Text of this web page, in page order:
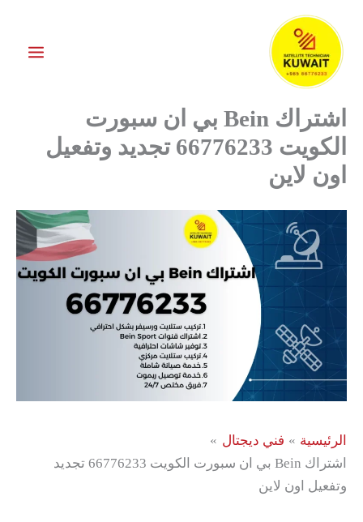
المحتوى
اشتراك Bein بي ان سبورت
الكويت 66776233 تجديد وتفعيل
اون لاين
الرئيسية
فني ديجتال
اشتراك Bein بي ان سبورت الكويت 66776233 تجديد
وتفعيل اون لاين